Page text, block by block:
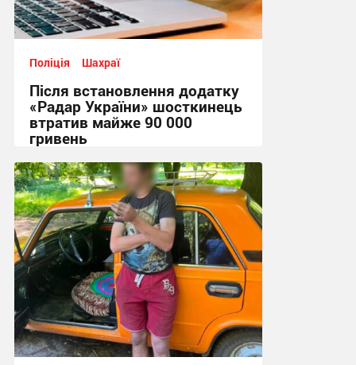
Поліція Шахраї
Після встановлення додатку
«Радар України» шосткинець
втратив майже 90 000
гривень
11:44, 7.08.2026